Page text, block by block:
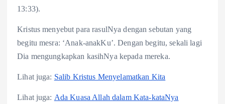
13:33).
Kristus menyebut para rasulNya dengan sebutan yang
begitu mesra: ‘Anak-anakKu’. Dengan begitu, sekali lagi
Dia mengungkapkan kasihNya kepada mereka.
Lihat juga: Salib Kristus Menyelamatkan Kita
Lihat juga: Ada Kuasa Allah dalam Kata-kataNya